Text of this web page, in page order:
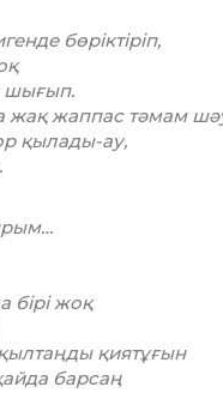
бөріктіріп,
шығып.
жаппас тәмам
қылады-ау,
бірі жоқ
қиятұғын
барсаң